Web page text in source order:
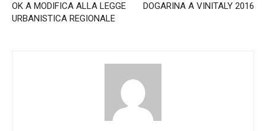
OK A MODIFICA ALLA LEGGE
URBANISTICA REGIONALE
DOGARINA A VINITALY 2016